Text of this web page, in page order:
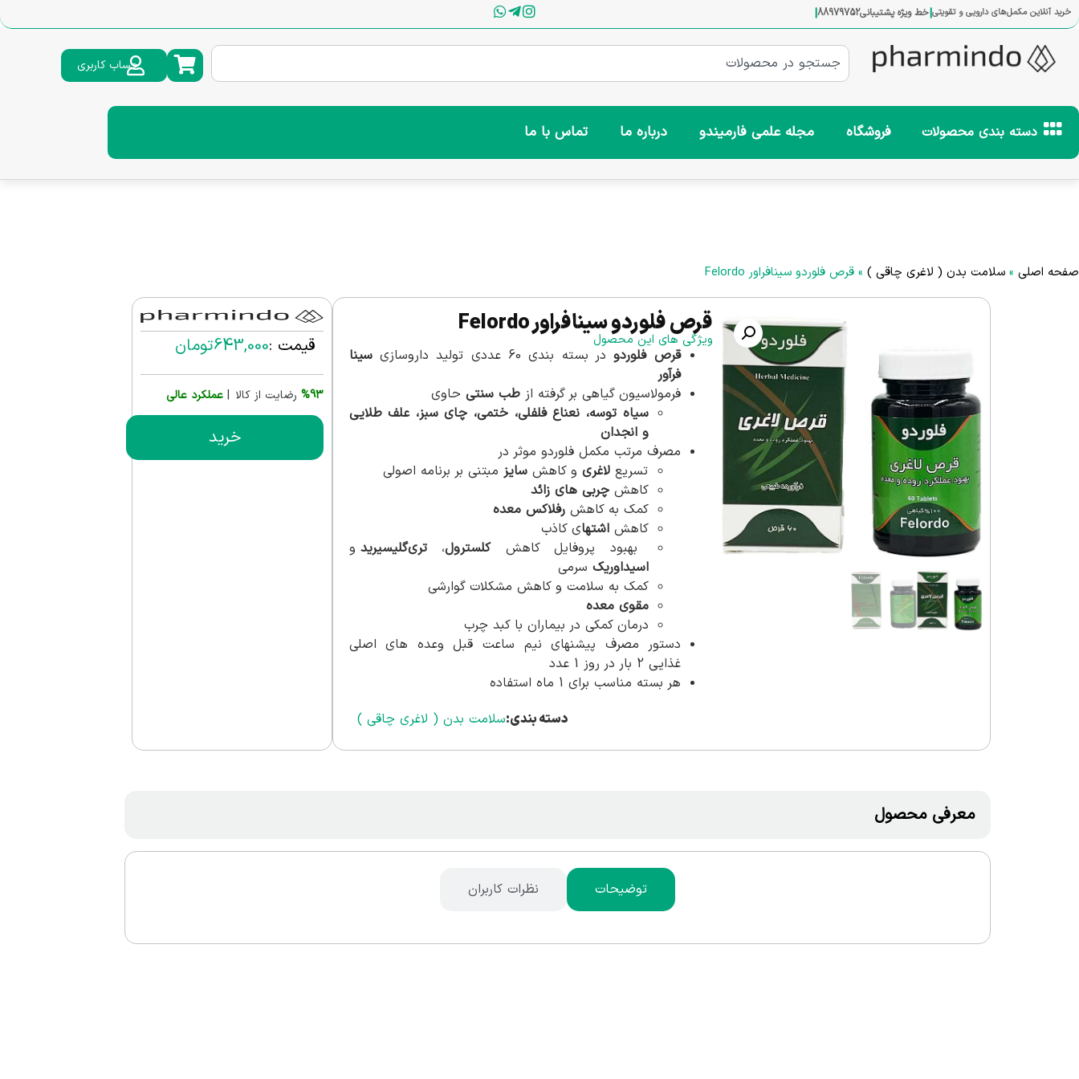
خرید آنلاین مکمل‌های دارویی و تقویتی|خط ویژه پشتیبانی88979752
|
حساب کاربری
دسته بندی محصولات فروشگاه مجله علمی فارمیندو درباره ما تماس با ما
صفحه اصلی » سلامت بدن ( لاغری چاقی ) » قرص فلوردو سینافراور Felordo
قرص فلوردو سینافراور Felordo
ویژگی های این محصول
قرص فلوردودر بسته بندی 60 عددی تولید داروسازی
سینا
فرآور
فرمولاسیون گیاهی بر گرفته ازطب سنتی حاوی
سیاه توسه، نعناع فلفلی، ختمی، چای سبز، علف طلایی
و انجدان
مصرف مرتب مکمل فلوردو موثر در
تسریعلاغری و کاهشسایز مبتنی بر برنامه اصولی
کاهشچربی های زائد
کمک به کاهشرفلاکس معده
کاهشاشتهای کاذب
بهبود پروفایل کاهشکلسترول،تری‌گلیسیرید و
اسیداوریک سرمی
کمک به سلامت و کاهش مشکلات گوارشی
مقوی معده
درمان کمکی در بیماران با کبد چرب
دستور مصرف پیشنهای نیم ساعت قبل وعده های اصلی
غذایی 2 بار در روز 1 عدد
هر بسته مناسب برای 1 ماه استفاده
سلامت بدن ( لاغری چاقی )دسته بندی:
قیمت :643,000تومان
%93 رضایت از کالا | عملکرد عالی
خرید
معرفی محصول
توضیحات نظرات کاربران